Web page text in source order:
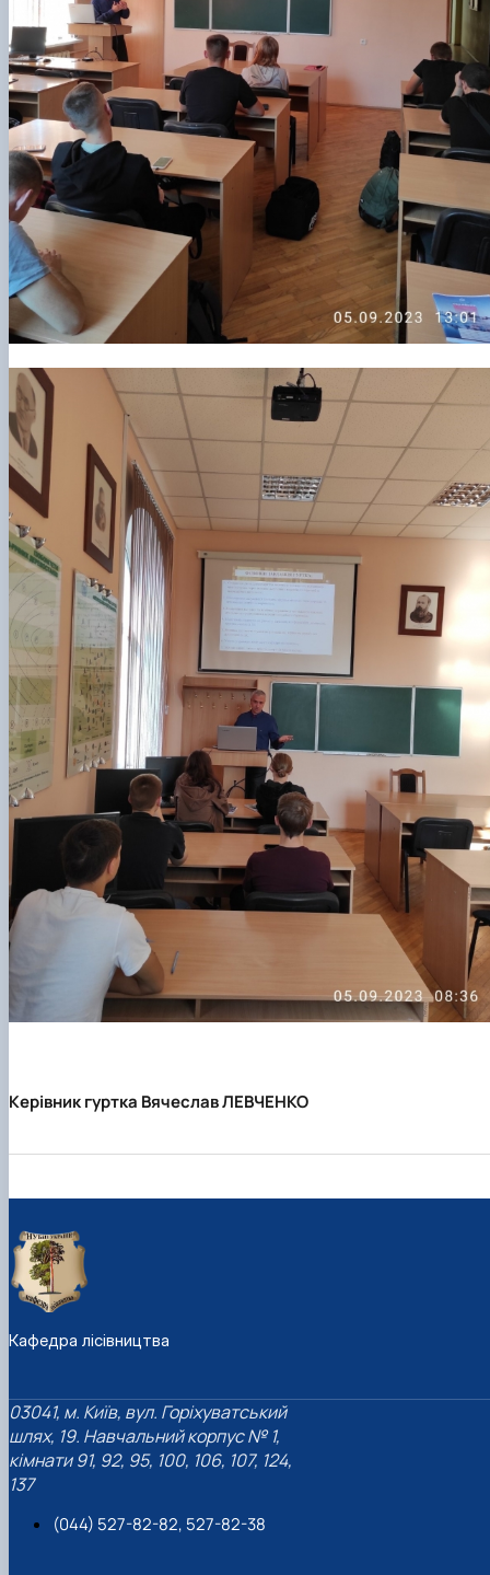
Керівник гуртка Вячеслав ЛЕВЧЕНКО
Кафедра лісівництва
03041, м. Київ, вул. Горіхуватський
шлях, 19. Навчальний корпус № 1,
кімнати 91, 92, 95, 100, 106, 107, 124,
137
(044) 527-82-82, 527-82-38